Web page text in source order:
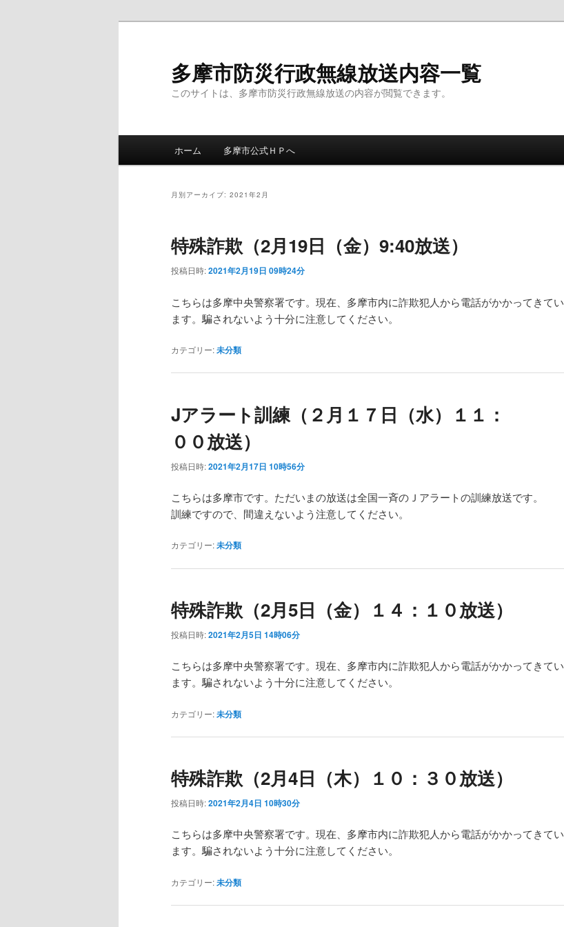
多摩市防災行政無線放送内容一覧
このサイトは、多摩市防災行政無線放送の内容が閲覧できます。
ホーム 多摩市公式ＨＰへ
月別アーカイブ: 2021年2月
特殊詐欺（2月19日（金）9:40放送）
投稿日時:2021年2月19日 09時24分
こちらは多摩中央警察署です。現在、多摩市内に詐欺犯人から電話がかかってきてい
ます。騙されないよう十分に注意してください。
カテゴリー:未分類
Jアラート訓練（２月１７日（水）１１：
００放送）
投稿日時:2021年2月17日 10時56分
こちらは多摩市です。ただいまの放送は全国一斉のＪアラートの訓練放送です。
訓練ですので、間違えないよう注意してください。
カテゴリー:未分類
特殊詐欺（2月5日（金）１４：１０放送）
投稿日時:2021年2月5日 14時06分
こちらは多摩中央警察署です。現在、多摩市内に詐欺犯人から電話がかかってきてい
ます。騙されないよう十分に注意してください。
カテゴリー:未分類
特殊詐欺（2月4日（木）１０：３０放送）
投稿日時:2021年2月4日 10時30分
こちらは多摩中央警察署です。現在、多摩市内に詐欺犯人から電話がかかってきてい
ます。騙されないよう十分に注意してください。
カテゴリー:未分類